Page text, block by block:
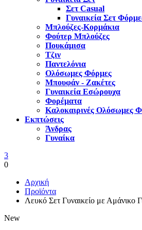
Σετ Casual
Γυναικεία Σετ
Μπλούζες-Κορμάκια
Φούτερ Μπλούζες
Πουκάμισα
Τζιν
Παντελόνια
Ολόσωμες Φόρμες
Μπουφάν - Ζακέτες
Γυναικεία Εσώρουχα
Φορέματα
Καλοκαιρινές Ολόσωμες
Εκπτώσεις
Άνδρας
Γυναίκα
3
0
Αρχική
Προϊόντα
Λευκό Σετ Γυναικείο με Αμάνικο
New